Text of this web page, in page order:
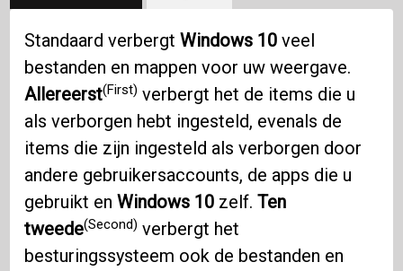
Standaard verbergtWindows 10 veel
bestanden en mappen voor uw weergave.
Allereerst(First) verbergt het de items die u
als verborgen hebt ingesteld, evenals de
items die zijn ingesteld als verborgen door
andere gebruikersaccounts, de apps die u
gebruikt enWindows 10 zelf.Ten
tweede(Second) verbergt het
besturingssysteem ook de bestanden en